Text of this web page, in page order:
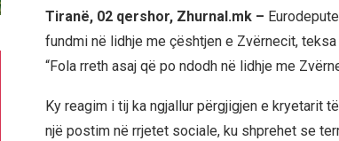
Tiranë, 02 qershor, Zhurnal.mk –
fundmi në lidhje me çështjen e Zvërnecit,
“Fola rreth asaj që po ndodh në lidhje me
Ky reagim i tij ka ngjallur përgjigjen e kryetarit
një postim në rrjetet sociale, ku shprehet se